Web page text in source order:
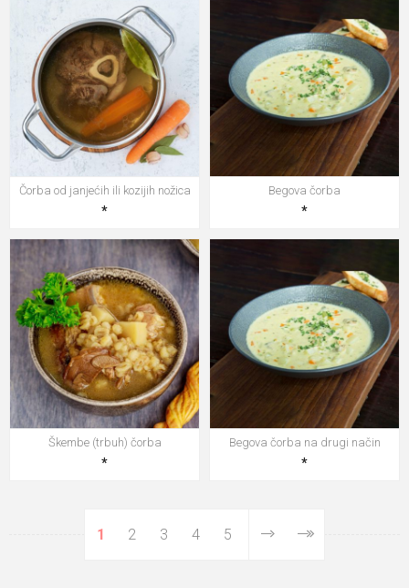
Čorba od janjećih ili kozijih nožica
*
Begova čorba
*
Škembe (trbuh) čorba
*
Begova čorba na drugi način
*
1 2 3 4 5